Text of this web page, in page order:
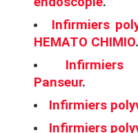
Infirmiers
HEMATO CHIMIO.
Infirmiers
Panseur.
Infirmiers
Infirmiers